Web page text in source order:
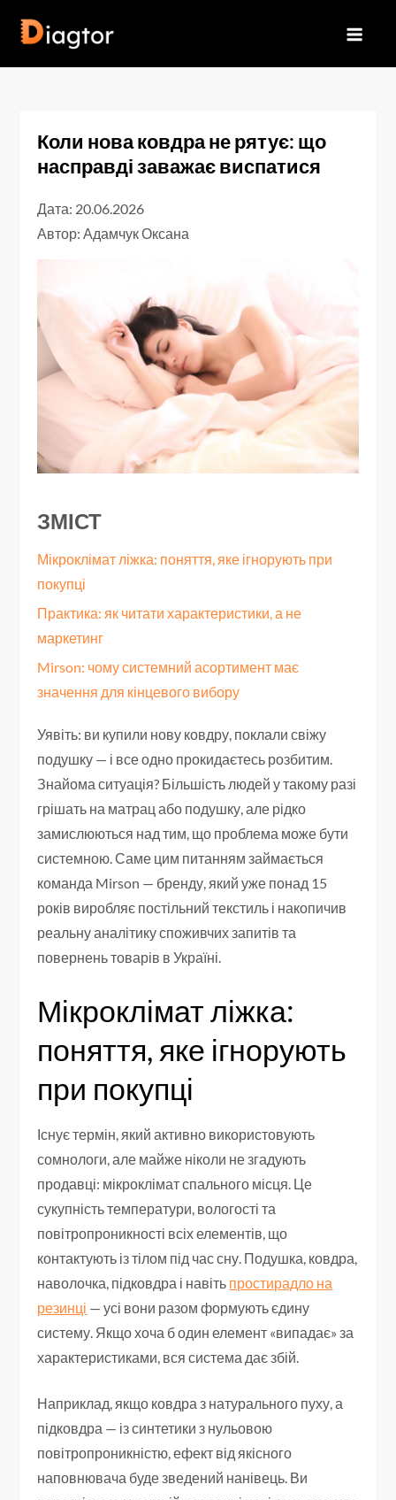
Коли нова ковдра не рятує: що
насправді заважає виспатися
Дата: 20.06.2026
Автор:Адамчук Оксана
ЗМІСТ
Мікроклімат ліжка: поняття, яке ігнорують при
покупці
Практика: як читати характеристики, а не
маркетинг
Mirson: чому системний асортимент має
значення для кінцевого вибору
Уявіть: ви купили нову ковдру, поклали свіжу
подушку — і все одно прокидаєтесь розбитим.
Знайома ситуація? Більшість людей у такому разі
грішать на матрац або подушку, але рідко
замислюються над тим, що проблема може бути
системною. Саме цим питанням займається
команда Mirson — бренду, який уже понад 15
років виробляє постільний текстиль і накопичив
реальну аналітику споживчих запитів та
повернень товарів в Україні.
Мікроклімат ліжка:
поняття, яке ігнорують
при покупці
Існує термін, який активно використовують
сомнологи, але майже ніколи не згадують
продавці: мікроклімат спального місця. Це
сукупність температури, вологості та
повітропроникності всіх елементів, що
контактують із тілом під час сну. Подушка, ковдра,
наволочка, підковдра і навіть простирадло на
резинці — усі вони разом формують єдину
систему. Якщо хоча б один елемент «випадає» за
характеристиками, вся система дає збій.
Наприклад, якщо ковдра з натурального пуху, а
підковдра — із синтетики з нульовою
повітропроникністю, ефект від якісного
наповнювача буде зведений нанівець. Ви